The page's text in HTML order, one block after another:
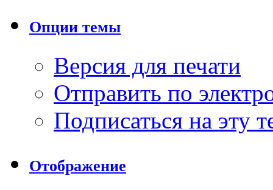
Опции темы
Версия для печати
Отправить по
Подписаться на эту
Отображение